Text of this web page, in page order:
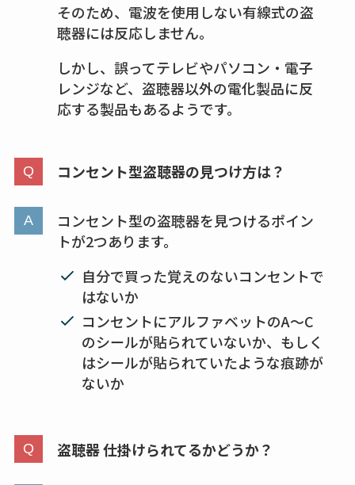
しまむら布団セット
半額になるのはい
つ？激安販売店・通
販も調査
てる？ロフトやハン
amazonなど通販の販
エッセンシャルフラ
売ってない？どこで
売ってるか・代替品
など解説
復刻はある？ウルト
そのため、電波を使用しない有線式の盗
聴器には反応しません。
しかし、誤ってテレビやパソコン・電子
レンジなど、盗聴器以外の電化製品に反
応する製品もあるようです。
コンセント型盗聴器の見つけ方は？
コンセント型の盗聴器を見つけるポイン
トが2つあります。
自分で買った覚えのないコンセントで
はないか
コンセントにアルファベットのA〜C
のシールが貼られていないか、もしく
はシールが貼られていたような痕跡が
ないか
盗聴器 仕掛けられてるかどうか？